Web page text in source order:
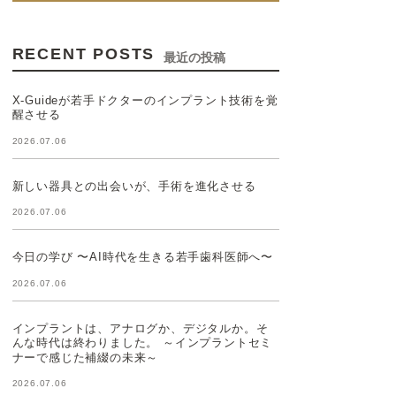
RECENT POSTS 最近の投稿
X-Guideが若手ドクターのインプラント技術を覚
醒させる
2026.07.06
新しい器具との出会いが、手術を進化させる
2026.07.06
今日の学び 〜AI時代を生きる若手歯科医師へ〜
2026.07.06
インプラントは、アナログか、デジタルか。そ
んな時代は終わりました。 ～インプラントセミ
ナーで感じた補綴の未来～
2026.07.06